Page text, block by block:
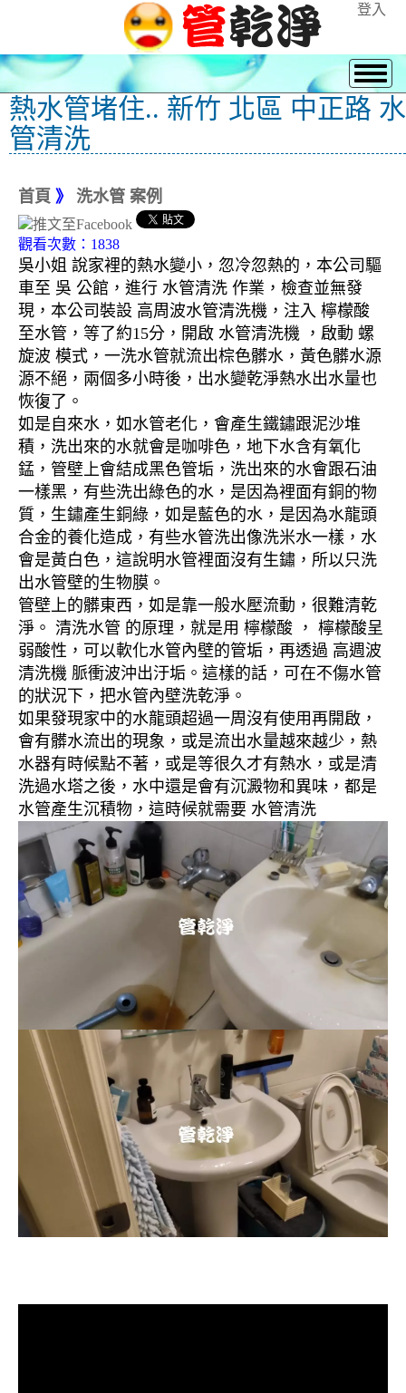
登入
熱水管堵住.. 新竹 北區 中正路 水
管清洗
首頁 》 洗水管 案例
觀看次數：1838
吳小姐 說家裡的熱水變小，忽冷忽熱的，本公司驅
車至 吳 公館，進行 水管清洗 作業，檢查並無發
現，本公司裝設 高周波水管清洗機，注入 檸檬酸
至水管，等了約15分，開啟 水管清洗機 ，啟動 螺
旋波 模式，一洗水管就流出棕色髒水，黃色髒水源
源不絕，兩個多小時後，出水變乾淨熱水出水量也
恢復了。
如是自來水，如水管老化，會產生鐵鏽跟泥沙堆
積，洗出來的水就會是咖啡色，地下水含有氧化
錳，管壁上會結成黑色管垢，洗出來的水會跟石油
一樣黑，有些洗出綠色的水，是因為裡面有銅的物
質，生鏽產生銅綠，如是藍色的水，是因為水龍頭
合金的養化造成，有些水管洗出像洗米水一樣，水
會是黃白色，這說明水管裡面沒有生鏽，所以只洗
出水管壁的生物膜。
管壁上的髒東西，如是靠一般水壓流動，很難清乾
淨。 清洗水管 的原理，就是用 檸檬酸 ， 檸檬酸呈
弱酸性，可以軟化水管內壁的管垢，再透過 高週波
清洗機 脈衝波沖出汙垢。這樣的話，可在不傷水管
的狀況下，把水管內壁洗乾淨。
如果發現家中的水龍頭超過一周沒有使用再開啟，
會有髒水流出的現象，或是流出水量越來越少，熱
水器有時候點不著，或是等很久才有熱水，或是清
洗過水塔之後，水中還是會有沉澱物和異味，都是
水管產生沉積物，這時候就需要 水管清洗